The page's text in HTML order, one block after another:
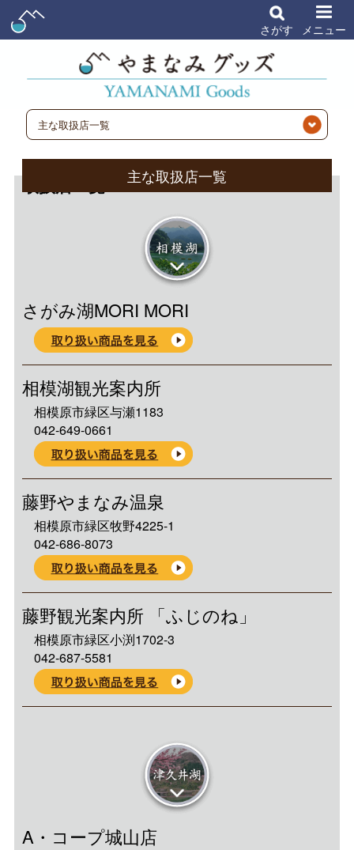
さがす メニュー
主な取扱店一覧
主な取扱店一覧
さがみ湖MORI MORI
相模湖観光案内所
相模原市緑区与瀬1183
042-649-0661
藤野やまなみ温泉
相模原市緑区牧野4225-1
042-686-8073
藤野観光案内所 「ふじのね」
相模原市緑区小渕1702-3
042-687-5581
A・コープ城山店